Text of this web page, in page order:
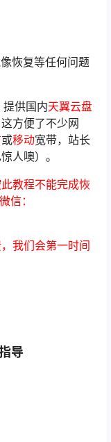
恢复等任何问题
供国内天翼云盘
方便了不少网
或移动宽带，站长
人噢）。
教程不能完成恢
信：
我们会第一时间
导